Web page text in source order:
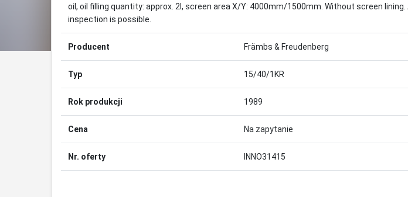
oil, oil filling quantity: approx. 2l, screen area X/Y: 4000mm/1500mm. Without screen lining.
inspection is possible.
Producent Främbs & Freudenberg
Typ 15/40/1KR
Rok produkcji 1989
Cena Na zapytanie
Nr. oferty INNO31415